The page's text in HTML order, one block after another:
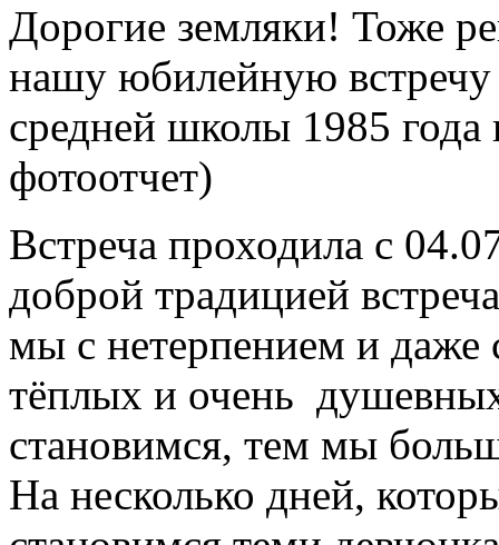
Дорогие земляки! Тоже
нашу юбилейную
средней школы 1985 года
фотоотчет)
Встреча проходила с
доброй традицией
мы с нетерпением и даже
тёплых и очень
становимся, тем мы
На несколько дней,